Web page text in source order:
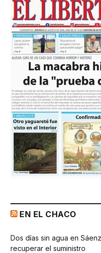
EN EL CHACO
Dos días sin agua en
recuperar el suministro